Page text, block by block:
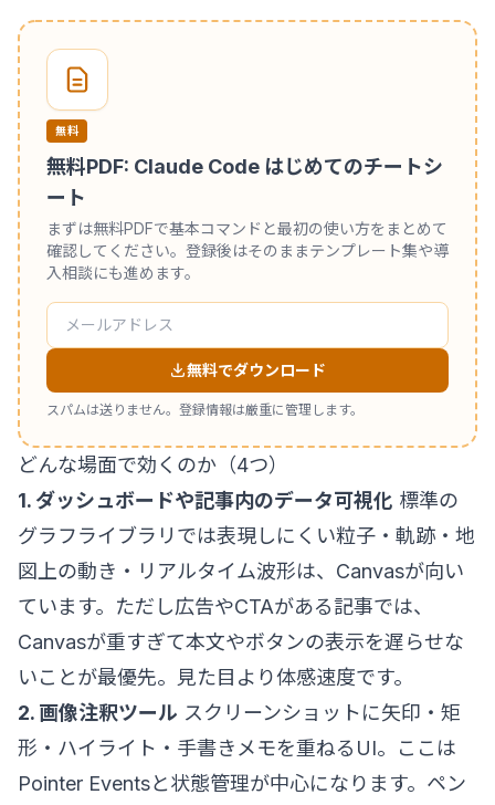
無料
無料PDF: Claude Code はじめてのチートシ
ート
まずは無料PDFで基本コマンドと最初の使い方をまとめて
確認してください。登録後はそのままテンプレート集や導
入相談にも進めます。
無料でダウンロード
スパムは送りません。登録情報は厳重に管理します。
どんな場面で効くのか（4つ）
1. ダッシュボードや記事内のデータ可視化 標準の
グラフライブラリでは表現しにくい粒子・軌跡・地
図上の動き・リアルタイム波形は、Canvasが向い
ています。ただし広告やCTAがある記事では、
Canvasが重すぎて本文やボタンの表示を遅らせな
いことが最優先。見た目より体感速度です。
2. 画像注釈ツール スクリーンショットに矢印・矩
形・ハイライト・手書きメモを重ねるUI。ここは
Pointer Eventsと状態管理が中心になります。ペン